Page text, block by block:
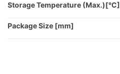
Storage Temperature (Max.)[°C]
Package Size [mm]